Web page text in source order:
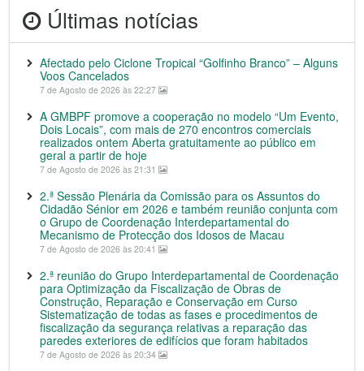
Últimas notícias
Afectado pelo Ciclone Tropical “Golfinho Branco” – Alguns
Voos Cancelados
7 de Agosto de 2026 às 22:27
A GMBPF promove a cooperação no modelo “Um Evento,
Dois Locais”, com mais de 270 encontros comerciais
realizados ontem Aberta gratuitamente ao público em
geral a partir de hoje
7 de Agosto de 2026 às 21:31
2.ª Sessão Plenária da Comissão para os Assuntos do
Cidadão Sénior em 2026 e também reunião conjunta com
o Grupo de Coordenação Interdepartamental do
Mecanismo de Protecção dos Idosos de Macau
7 de Agosto de 2026 às 20:41
2.ª reunião do Grupo Interdepartamental de Coordenação
para Optimização da Fiscalização de Obras de
Construção, Reparação e Conservação em Curso
Sistematização de todas as fases e procedimentos de
fiscalização da segurança relativas a reparação das
paredes exteriores de edifícios que foram habitados
7 de Agosto de 2026 às 20:34